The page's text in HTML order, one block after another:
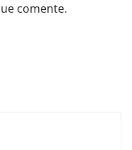
comente.